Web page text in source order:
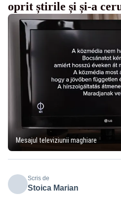
oprit știrile și și-a
Mesajul televiziunii maghiare
Scris de
Stoica Marian